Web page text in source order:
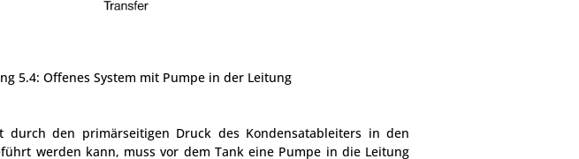
5.4: Offenes System mit Pumpe in der Leitung
durch den primärseitigen Druck des Kondensatableiters in den
werden kann, muss vor dem Tank eine Pumpe in die Leitung